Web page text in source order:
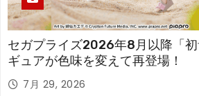
セガプライズ2026年8月以降「
ギュアが色味を変えて再登場！
7月 29, 2026